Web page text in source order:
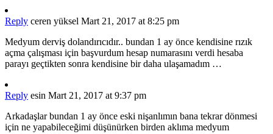
Reply ceren yüksel Mart 21, 2017 at 8:25 pm
Medyum derviş dolandırıcıdır.. bundan 1 ay önce kendisine rızık
açma çalışması için başvurdum hesap numarasını verdi hesaba
parayı geçtikten sonra kendisine bir daha ulaşamadım …
Reply esin Mart 21, 2017 at 9:37 pm
Arkadaşlar bundan 1 ay önce eski nişanlımın bana tekrar dönmesi
için ne yapabileceğimi düşünürken birden aklıma medyum